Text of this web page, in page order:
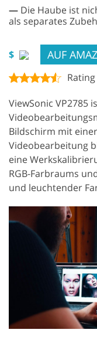
— Die Haube ist
als separates
$ AUF
Rating
ViewSonic VP2785
Bildschirm mit
Videobearbeitung
eine
RGB-Farbraums
und leuchtender